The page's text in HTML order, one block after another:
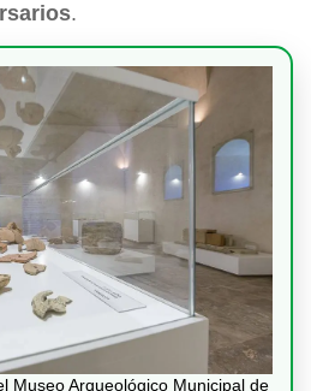
.
Museo Arqueológico Municipal de